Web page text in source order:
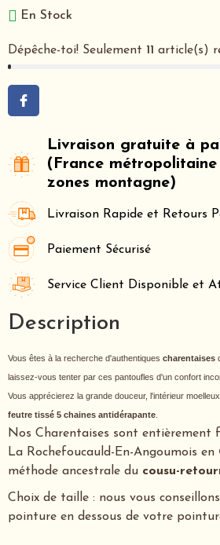
En Stock
Dépêche-toi! Seulement 11 article(s)
Livraison gratuite à
(France
zones montagne)
Livraison Rapide et Retours
Paiement Sécurisé
Service Client Disponible et
Description
Vous êtes à la recherche d'authentiques charentaises
laissez-vous tenter par ces pantoufles d'un confort
Vous apprécierez la grande douceur, l'intérieur
feutre tissé 5 chaines antidérapante
Nos Charentaises sont entièrement
La Rochefoucauld-En-Angoumois en
méthode ancestrale du cousu-
Choix de taille : nous vous
pointure en dessous de votre